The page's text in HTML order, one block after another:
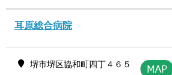
耳原総合病院
堺市堺区協和町四丁４６５